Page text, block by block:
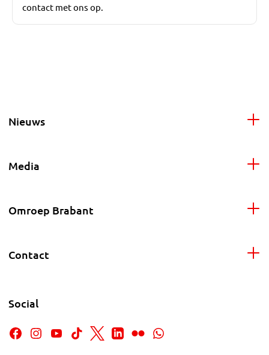
contact met ons op.
Nieuws
Media
Omroep Brabant
Contact
Social